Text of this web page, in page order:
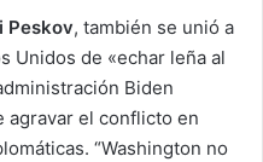
Peskov, también se unió a
Unidos de «echar leña al
Biden
agravar el conflicto en
“Washington no